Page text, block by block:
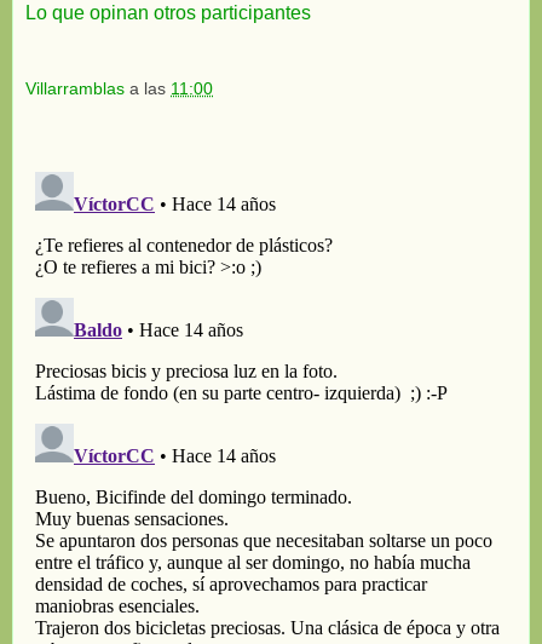
Lo que opinan otros participantes
Villarramblas a las 11:00